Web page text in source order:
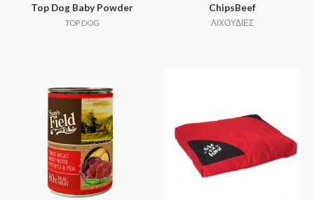
Top Dog Baby Powder
TOP DOG
ChipsBeef
ΛΙΧΟΥΔΙΕΣ